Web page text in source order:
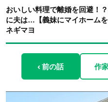
おいしい料理で離婚を回避！
に夫は…【義妹にマイホーム
ネギマヨ
‹ 前の話 作